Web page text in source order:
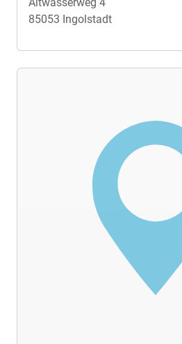
Altwasserweg 4
85053 Ingolstadt